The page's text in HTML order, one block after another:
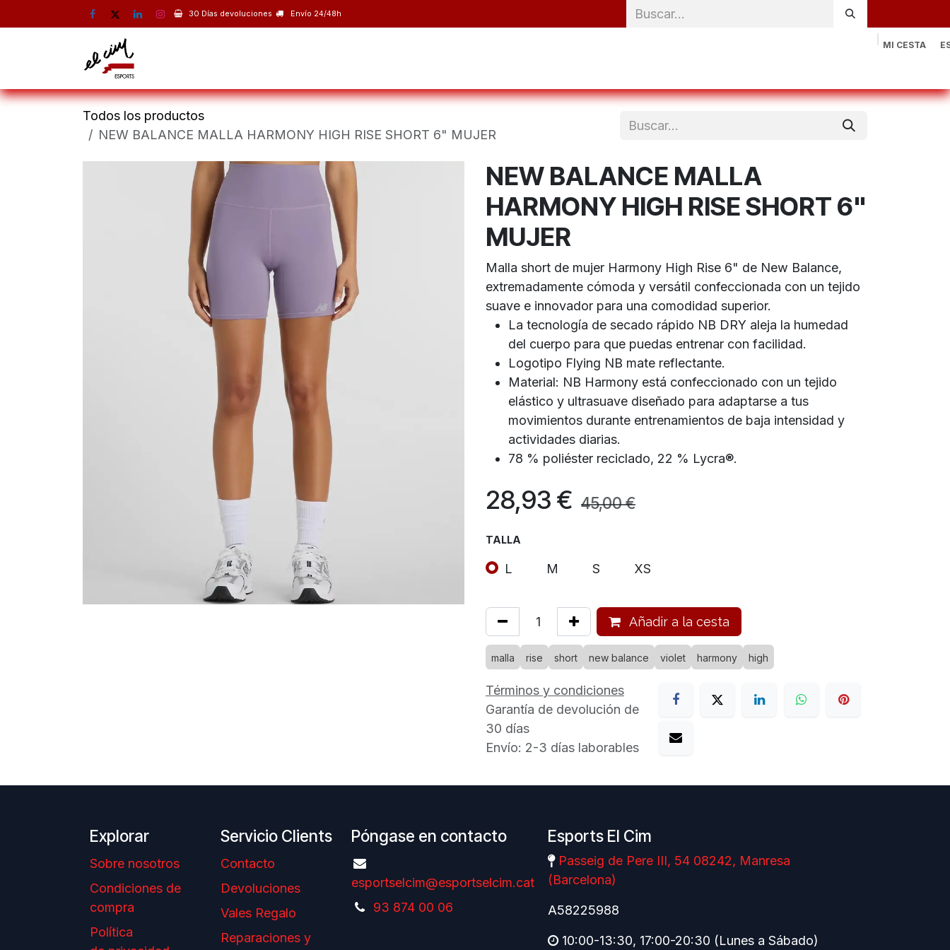
30 Días devoluciones Envío 24/48h
MI CESTA
Todos los productos
NEW BALANCE MALLA HARMONY HIGH RISE SHORT 6" MUJER
NEW BALANCE MALLA
HARMONY HIGH RISE SHORT 6"
MUJER
Malla short de mujer Harmony High Rise 6" de New Balance,
extremadamente cómoda y versátil confeccionada con un tejido
suave e innovador para una comodidad superior.
La tecnología de secado rápido NB DRY aleja la humedad
del cuerpo para que puedas entrenar con facilidad.
Logotipo Flying NB mate reflectante.
Material: NB Harmony está confeccionado con un tejido
elástico y ultrasuave diseñado para adaptarse a tus
movimientos durante entrenamientos de baja intensidad y
actividades diarias.
78 % poliéster reciclado, 22 % Lycra®.
28,93 € 45,00€
TALLA
L M S XS
Añadir a la cesta
malla rise short new balance violet harmony high
Términos y condiciones
Garantía de devolución de
30 días
Envío: 2-3 días laborables
Explorar
Sobre nosotros
Condiciones de
compra
Política
Servicio Clients
Contacto
Devoluciones
Vales Regalo
Reparaciones y
Esports El Cim
Passeig de Pere III, 54 08242, Manresa
(Barcelona)
A58225988
10:00-13:30, 17:00-20:30 (Lunes a Sábado)
Póngase en contacto
esportselcim@esportselcim.cat
93 874 00 06